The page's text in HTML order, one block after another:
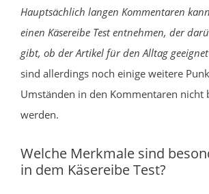
Hauptsächlich langen Kommentaren
einen Käsereibe Test entnehmen, der
gibt, ob der Artikel für den Alltag
sind allerdings noch einige weitere
Umständen in den Kommentaren nicht
werden.
Welche Merkmale sind
in dem Käsereibe Test?